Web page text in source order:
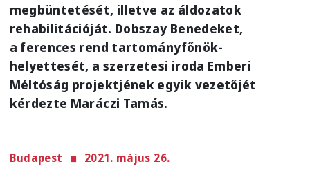
megbüntetését, illetve az áldozatok
rehabilitációját. Dobszay Benedeket,
a ferences rend tartományfőnök-
helyettesét, a szerzetesi iroda Emberi
Méltóság projektjének egyik vezetőjét
kérdezte Maráczi Tamás.
Budapest 2021. május 26.